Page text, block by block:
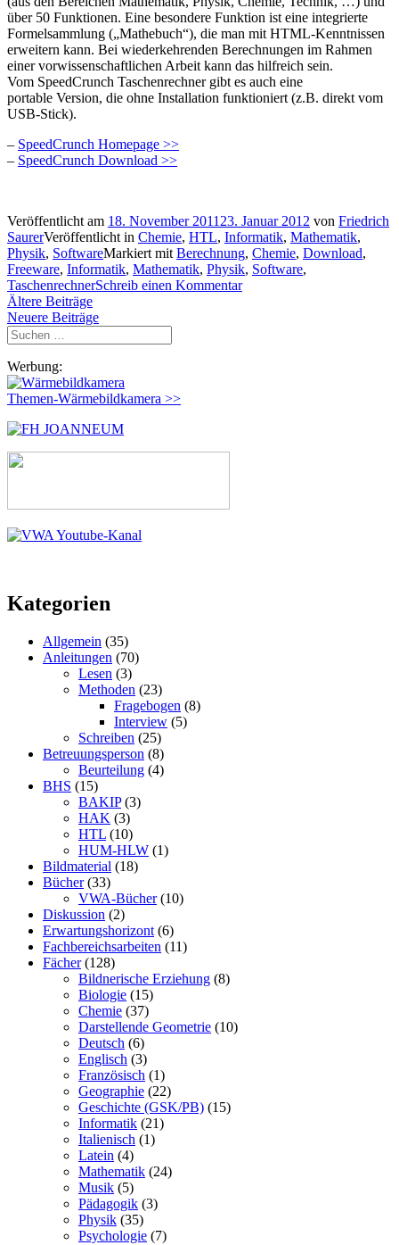
über 50 Funktionen. Eine besondere Funktion ist eine integrierte
Formelsammlung („Mathebuch“), die man mit HTML-Kenntnissen
erweitern kann. Bei wiederkehrenden Berechnungen im Rahmen
einer vorwissenschaftlichen Arbeit kann das hilfreich sein.
Vom SpeedCrunch Taschenrechner gibt es auch eine
portable Version, die ohne Installation funktioniert (z.B. direkt vom
USB-Stick).
– SpeedCrunch Homepage >>
– SpeedCrunch Download >>
Veröffentlicht am 18. November 2011 23. Januar 2012 von Friedrich
SaurerVeröffentlicht in Chemie, HTL, Informatik, Mathematik,
Physik, SoftwareMarkiert mit Berechnung, Chemie, Download,
Freeware, Informatik, Mathematik, Physik, Software,
TaschenrechnerSchreib einen Kommentar
Beitragsnavigation
Ältere Beiträge
Neuere Beiträge
Suchen
nach:
Werbung:
Themen-Wärmebildkamera >>
Kategorien
Allgemein (35)
Anleitungen (70)
Lesen (3)
Methoden (23)
Fragebogen (8)
Interview (5)
Schreiben (25)
Betreuungsperson (8)
Beurteilung (4)
BHS (15)
BAKIP(3)
HAK (3)
HTL (10)
HUM-HLW (1)
Bildmaterial (18)
Bücher(33)
VWA-Bücher(10)
Diskussion (2)
Erwartungshorizont (6)
Fachbereichsarbeiten (11)
Fächer(128)
Bildnerische Erziehung (8)
Biologie (15)
Chemie (37)
Darstellende Geometrie (10)
Deutsch (6)
Englisch (3)
Französisch (1)
Geographie (22)
Geschichte (GSK/PB) (15)
Informatik (21)
Italienisch (1)
Latein (4)
Mathematik (24)
Musik (5)
Pädagogik (3)
Physik (35)
Psychologie (7)